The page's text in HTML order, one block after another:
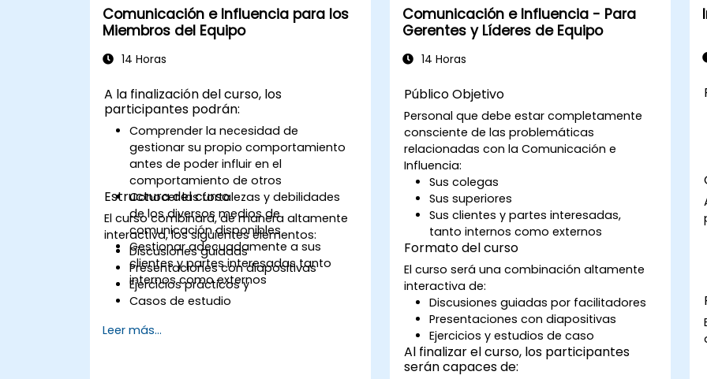
Gestionarán eficazmente las
situaciones difíciles.
Comunicación e Influencia para los
Miembros del Equipo
14 Horas
A la finalización del curso, los
participantes podrán:
Comprender la necesidad de
gestionar su propio comportamiento
antes de poder influir en el
comportamiento de otros
Conocer las fortalezas y debilidades
de los diversos medios de
comunicación disponibles
Gestionar adecuadamente a sus
clientes y partes interesadas tanto
internos como externos
Estructura del curso
El curso combinará, de manera altamente
interactiva, los siguientes elementos:
Discusiones guiadas
Presentaciones con diapositivas
Ejercicios prácticos y
Casos de estudio
Leer más...
Comunicación e Influencia - Para
Gerentes y Líderes de Equipo
14 Horas
Público Objetivo
Personal que debe estar completamente
consciente de las problemáticas
relacionadas con la Comunicación e
Influencia:
Sus colegas
Sus superiores
Sus clientes y partes interesadas,
tanto internos como externos
Formato del curso
El curso será una combinación altamente
interactiva de:
Discusiones guiadas por facilitadores
Presentaciones con diapositivas
Ejercicios y estudios de caso
Al finalizar el curso, los participantes
serán capaces de: